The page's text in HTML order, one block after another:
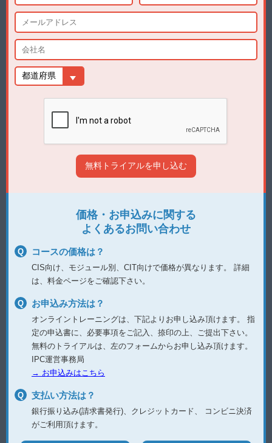
価格・お申込みに関する
よくあるお問い合わせ
コースの価格は？
CIS向け、モジュール別、CIT向けで価格が異なります。
詳細
は、料金ページをご確認下さい。
お申込み方法は？
オンライントレーニングは、下記よりお申し込み頂けます。
指
定の申込書に、必要事項をご記入、捺印の上、ご提出下さい。
無料のトライアルは、左のフォームからお申し込み頂けます。
IPC運営事務局
→ お申込みはこちら
支払い方法は？
銀行振り込み(請求書発行)、クレジットカード、
コンビニ決済
がご利用頂けます。